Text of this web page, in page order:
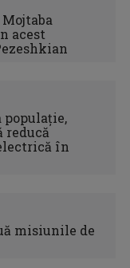
acest
reducă
în
misiunile de